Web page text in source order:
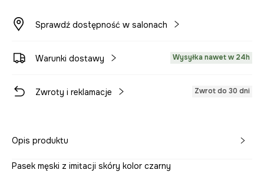
Sprawdź dostępność w salonach
Warunki dostawy Wysyłka nawet w 24h
Zwroty i reklamacje Zwrot do 30 dni
Opis produktu
Pasek męski z imitacji skóry kolor czarny